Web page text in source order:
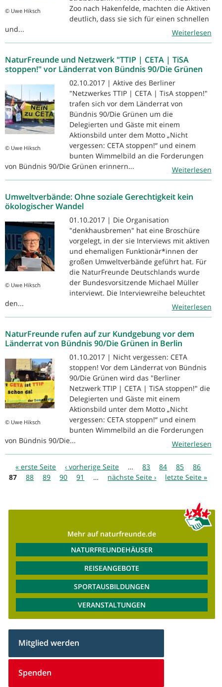
© Uwe Hiksch
Zoo nach Hakenfelde, machten die Aktiven
deutlich, dass sie sich für einen schnellen
und...
Weiterlesen
NaturFreunde und Netzwerk "TTIP | CETA | TiSA
stoppen!" vor Länderrat von Bündnis 90/Die Grünen
© Uwe Hiksch
02.10.2017 | Aktive des Berliner
"Netzwerkes TTIP | CETA | TisA stoppen!"
trafen sich vor dem Länderrat von
Bündnis 90/Die Grünen um die
Delegierten und Gäste mit einem
Aktionsbild unter dem Motto „Nicht
vergessen: CETA stoppen!“ und einem
bunten Wimmelbild an die Forderungen
von Bündnis 90/Die Grünen erinnern...
Weiterlesen
Umweltverbände: Ohne soziale Gerechtigkeit kein
ökologischer Wandel
© Uwe Hiksch
01.10.2017 | Die Organisation
"denkhausbremen" hat eine Broschüre
vorgelegt, in der sie Interviews mit aktiven
und ehemaligen Funktionär*innen der
großen Umweltverbände geführt hat. Für
die NaturFreunde Deutschlands wurde
der Bundesvorsitzende Michael Müller
interviewt. Die Interviewreihe beleuchtet
den...
Weiterlesen
NaturFreunde rufen auf zur Kundgebung vor dem
Länderrat von Bündnis 90/Die Grünen in Berlin
© Uwe Hiksch
01.10.2017 | Nicht vergessen: CETA
stoppen! Vor dem Länderrat von Bündnis
90/Die Grünen wird das "Berliner
Netzwerk TTIP | CETA | TiSA stoppen!" die
Delegierten und Gäste mit einem
Aktionsbild unter dem Motto „Nicht
vergessen: CETA stoppen!“ und einem
bunten Wimmelbild an die Forderungen
von Bündnis 90/Die...
Weiterlesen
Seiten
« erste Seite ‹ vorherige Seite … 83 84 85
86
87
88 89 90 91 … nächste Seite › letzte Seite »
Mehr auf naturfreunde.de
NATURFREUNDEHÄUSER
REISEANGEBOTE
SPORTAUSBILDUNGEN
VERANSTALTUNGEN
Mitglied werden
Spenden